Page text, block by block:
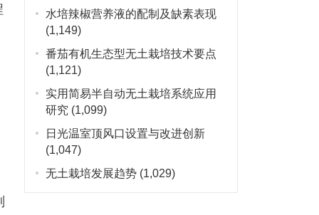
水培辣椒营养液的配制及缺素表现
(1,149)
番茄有机生态型无土栽培技术要点
(1,121)
实用简易半自动无土栽培系统应用
研究 (1,099)
日光温室顶风口设置与改进创新
(1,047)
无土栽培发展趋势 (1,029)